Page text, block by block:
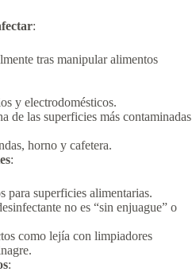
:
tras manipular alimentos
y electrodomésticos.
de las superficies más contaminadas
horno y cafetera.
:
para superficies alimentarias.
no es “sin enjuague” o
como lejía con limpiadores
: